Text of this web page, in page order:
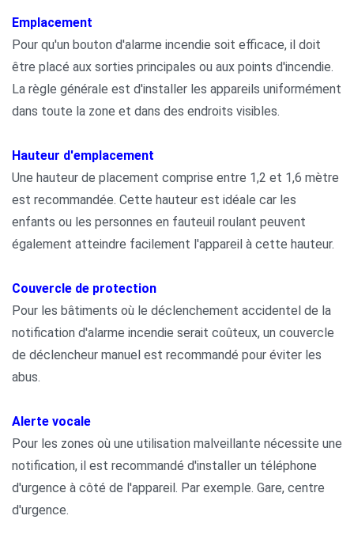
Emplacement
Pour qu'un bouton d'alarme incendie soit efficace, il doit
être placé aux sorties principales ou aux points d'incendie.
La règle générale est d'installer les appareils uniformément
dans toute la zone et dans des endroits visibles.
Hauteur d'emplacement
Une hauteur de placement comprise entre 1,2 et 1,6 mètre
est recommandée. Cette hauteur est idéale car les
enfants ou les personnes en fauteuil roulant peuvent
également atteindre facilement l'appareil à cette hauteur.
Couvercle de protection
Pour les bâtiments où le déclenchement accidentel de la
notification d'alarme incendie serait coûteux, un couvercle
de déclencheur manuel est recommandé pour éviter les
abus.
Alerte vocale
Pour les zones où une utilisation malveillante nécessite une
notification, il est recommandé d'installer un téléphone
d'urgence à côté de l'appareil. Par exemple. Gare, centre
d'urgence.